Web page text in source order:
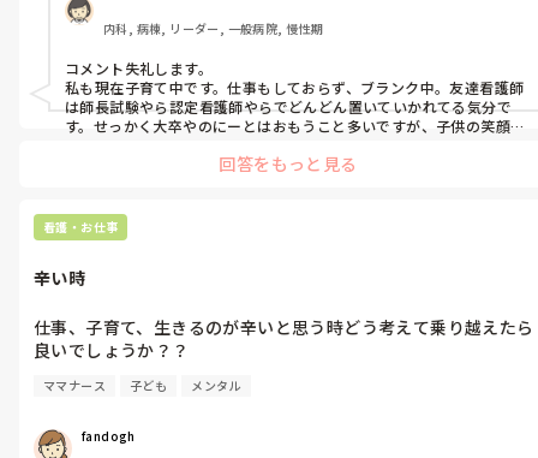
内科, 病棟, リーダー, 一般病院, 慢性期
コメント失礼します。
私も現在子育て中です。仕事もしておらず、ブランク中。友達看護師
は師長試験やら認定看護師やらでどんどん置いていかれてる気分で
す。せっかく大卒やのにーとはおもうこと多いですが、子供の笑顔み
回答をもっと見る
看護・お仕事
辛い時
仕事、子育て、生きるのが辛いと思う時どう考えて乗り越えたら
良いでしょうか？？
ママナース 子ども メンタル
fandogh